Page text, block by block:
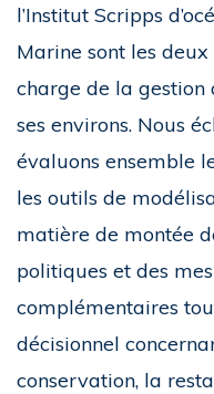
l’Institut Scripps
Marine sont les
charge de la gestion
ses environs. Nous
évaluons ensemble
les outils de
matière de montée
politiques et des
complémentaires
décisionnel
conservation, la